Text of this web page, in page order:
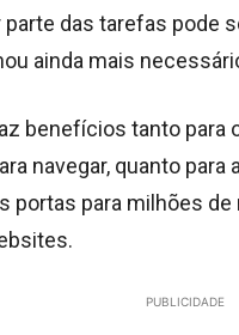
das tarefas pode
ainda mais
benefícios tanto para
navegar, quanto
portas para milhões
PUBLICIDADE